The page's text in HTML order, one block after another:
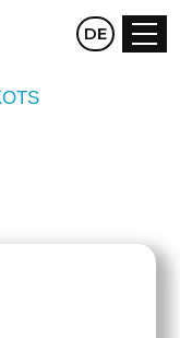
CZ EN
DE